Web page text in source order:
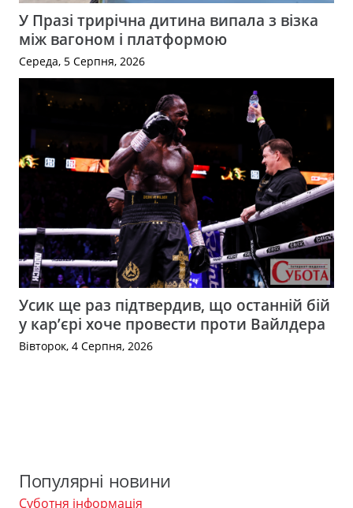
У Празі трирічна дитина випала з візка
між вагоном і платформою
Середа, 5 Серпня, 2026
Усик ще раз підтвердив, що останній бій
у кар’єрі хоче провести проти Вайлдера
Вівторок, 4 Серпня, 2026
Популярні новини
Суботня інформація